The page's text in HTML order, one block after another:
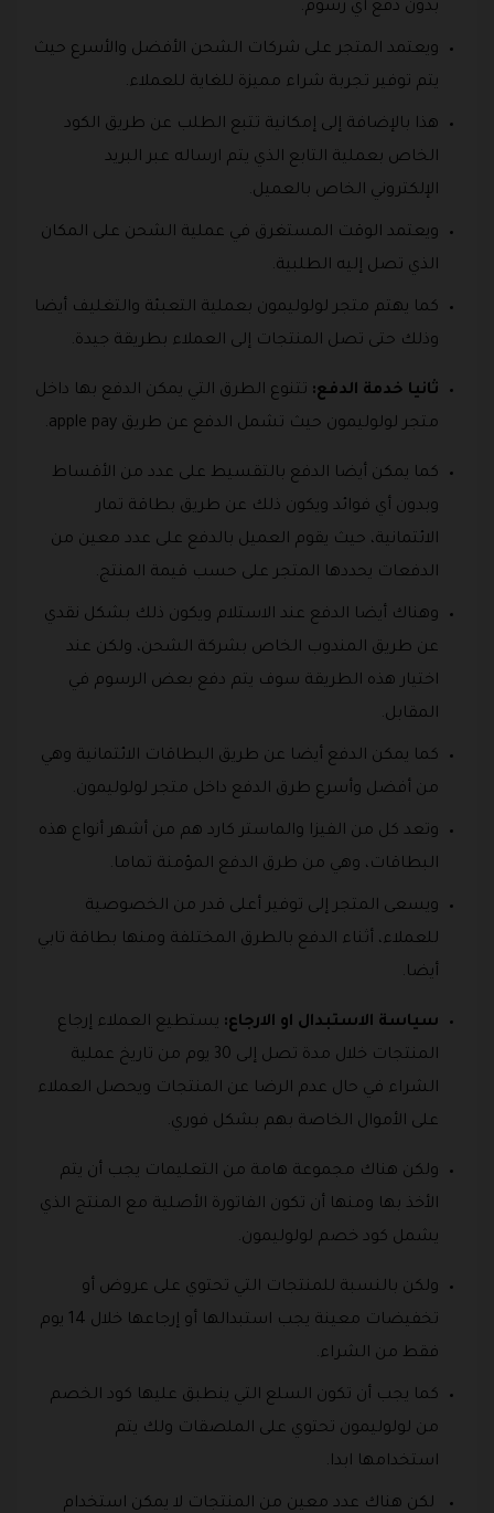
بدون دفع أي رسوم.
ويعتمد المتجر على شركات الشحن الأفضل والأسرع حيث
يتم توفير تجربة شراء مميزة للغاية للعملاء.
هذا بالإضافة إلى إمكانية تتبع الطلب عن طريق الكود
الخاص بعملية التابع الذي يتم ارساله عبر البريد
الإلكتروني الخاص بالعميل.
ويعتمد الوقت المستغرق في عملية الشحن على المكان
الذي تصل إليه الطلبية.
كما يهتم متجر لولوليمون بعملية التعبئة والتغليف أيضا
وذلك حتى تصل المنتجات إلى العملاء بطريقة جيدة.
ثانيا خدمة الدفع: تتنوع الطرق التي يمكن الدفع بها داخل
متجر لولوليمون حيث تشمل الدفع عن طريق apple pay.
كما يمكن أيضا الدفع بالتقسيط على عدد من الأقساط
وبدون أي فوائد ويكون ذلك عن طريق بطاقة تمار
الائتمانية، حيث يقوم العميل بالدفع على عدد معين من
الدفعات يحددها المتجر على حسب قيمة المنتج.
وهناك أيضا الدفع عند الاستلام ويكون ذلك بشكل نقدي
عن طريق المندوب الخاص بشركة الشحن، ولكن عند
اختيار هذه الطريقة سوف يتم دفع بعض الرسوم في
المقابل.
كما يمكن الدفع أيضا عن طريق البطاقات الائتمانية وهي
من أفضل وأسرع طرق الدفع داخل متجر لولوليمون.
وتعد كل من الفيزا والماستر كارد هم من أشهر أنواع هذه
البطاقات، وهي من طرق الدفع المؤمنة تماما.
ويسعى المتجر إلى توفير أعلى قدر من الخصوصية
للعملاء، أثناء الدفع بالطرق المختلفة ومنها بطاقة تابي
أيضا.
سياسة الاستبدال او الارجاع: يستطيع العملاء إرجاع
المنتجات خلال مدة تصل إلى 30 يوم من تاريخ عملية
الشراء في حال عدم الرضا عن المنتجات ويحصل العملاء
على الأموال الخاصة بهم بشكل فوري.
ولكن هناك مجموعة هامة من التعليمات يجب أن يتم
الأخذ بها ومنها أن تكون الفاتورة الأصلية مع المنتج الذي
يشمل كود خصم لولوليمون.
ولكن بالنسبة للمنتجات التي تحتوي على عروض أو
تخفيضات معينة يجب استبدالها أو إرجاعها خلال 14 يوم
فقط من الشراء.
كما يجب أن تكون السلع التي ينطبق عليها كود الخصم
من لولوليمون تحتوي على الملصقات ولك يتم
استخدامها ابدا.
لكن هناك عدد معين من المنتجات لا يمكن استخدام